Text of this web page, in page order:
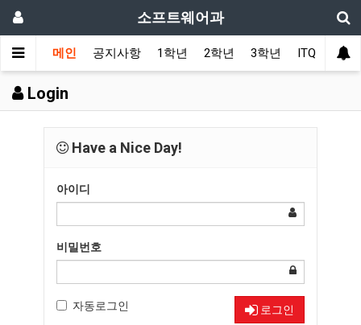
소프트웨어과
메인 공지사항 1학년 2학년 3학년 ITQ 커
Login
Have a Nice Day!
아이디
비밀번호
자동로그인 로그인